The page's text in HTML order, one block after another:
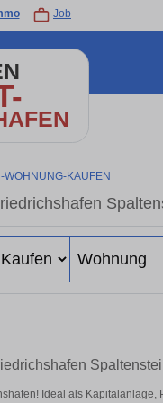
Job
WOHNUNG-KAUFEN
Ideal als